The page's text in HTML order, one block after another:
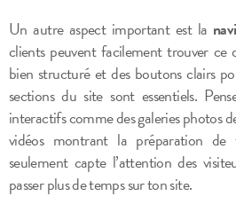
Un autre aspect important est la
clients peuvent facilement trouver ce
bien structuré et des boutons clairs
sections du site sont essentiels.
interactifs comme des galeries photos
vidéos montrant la préparation de
seulement capte l’attention des
passer plus de temps sur ton site.